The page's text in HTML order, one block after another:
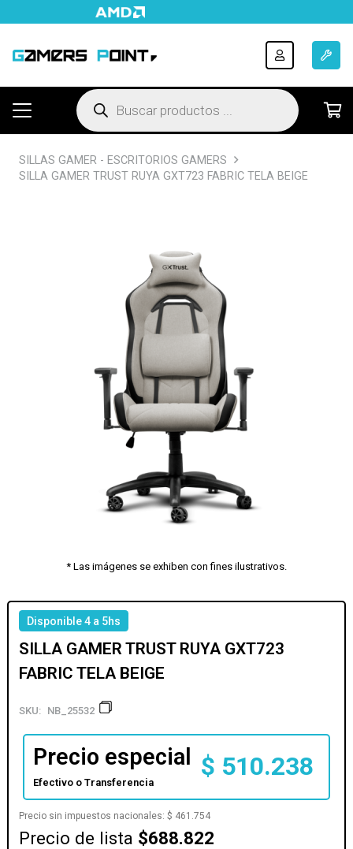
Búsqueda
de
productos
SILLAS GAMER - ESCRITORIOS GAMERS
SILLA GAMER TRUST RUYA GXT723 FABRIC TELA BEIGE
* Las imágenes se exhiben con fines ilustrativos.
Disponible 4 a 5hs
SILLA GAMER TRUST RUYA GXT723
FABRIC TELA BEIGE
SKU: NB_25532
Precio especial
Efectivo o Transferencia
$ 510.238
Precio sin impuestos nacionales:$ 461.754
Precio de lista $688.822